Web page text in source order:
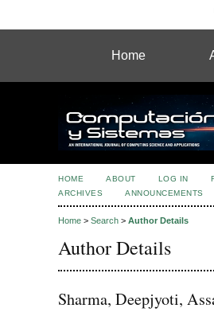
Home
HOME ABOUT LOG IN
ARCHIVES
ANNOUNCEMENTS
Home > Search > Author Details
Author Details
Sharma, Deepjyoti,